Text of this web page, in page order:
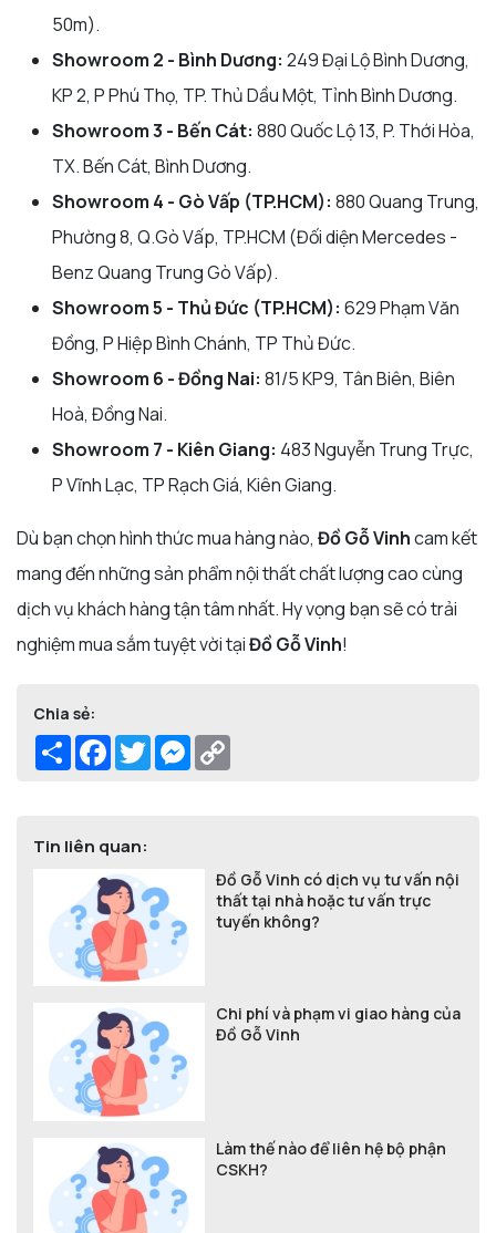
50m).
Showroom 2 - Bình Dương: 249 Đại Lộ Bình Dương,
KP 2, P Phú Thọ, TP. Thủ Dầu Một, Tỉnh Bình Dương.
Showroom 3 - Bến Cát: 880 Quốc Lộ 13, P. Thới Hòa,
TX. Bến Cát, Bình Dương.
Showroom 4 - Gò Vấp (TP.HCM): 880 Quang Trung,
Phường 8, Q.Gò Vấp, TP.HCM (Đối diện Mercedes -
Benz Quang Trung Gò Vấp).
Showroom 5 - Thủ Đức (TP.HCM): 629 Phạm Văn
Đồng, P Hiệp Bình Chánh, TP Thủ Đức.
Showroom 6 - Đồng Nai: 81/5 KP9, Tân Biên, Biên
Hoà, Đồng Nai.
Showroom 7 - Kiên Giang: 483 Nguyễn Trung Trực,
P Vĩnh Lạc, TP Rạch Giá, Kiên Giang.
Dù bạn chọn hình thức mua hàng nào, Đồ Gỗ Vinhcam kết
mang đến những sản phẩm nội thất chất lượng cao cùng
dịch vụ khách hàng tận tâm nhất. Hy vọng bạn sẽ có trải
nghiệm mua sắm tuyệt vời tạiĐồ Gỗ Vinh!
Chia sẻ:
Share Facebook
TwitterMessenger
Tin liên quan:
Đồ Gỗ Vinh có dịch vụ tư vấn nội
thất tại nhà hoặc tư vấn trực
tuyến không?
Chi phí và phạm vi giao hàng của
Đồ Gỗ Vinh
Làm thế nào để liên hệ bộ phận
CSKH?